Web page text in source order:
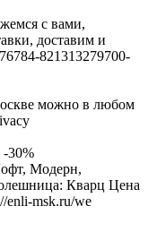
с вами,
доставим и
821313279700-
можно в любом
30%
Модерн,
Кварц Цена
enli-msk.ru/we